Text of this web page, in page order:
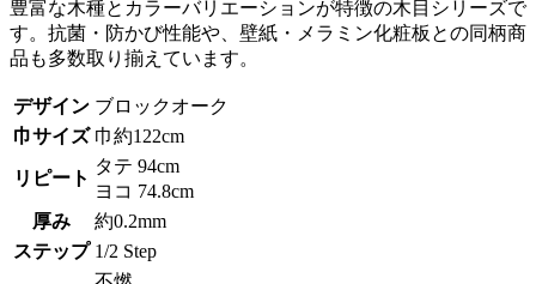
豊富な木種とカラーバリエーションが特徴の木目シリーズで
す。抗菌・防かび性能や、壁紙・メラミン化粧板との同柄商
品も多数取り揃えています。
デザイン ブロックオーク
巾サイズ 巾約122cm
リピート
タテ 94cm
ヨコ 74.8cm
厚み
約0.2mm
ステップ 1/2 Step